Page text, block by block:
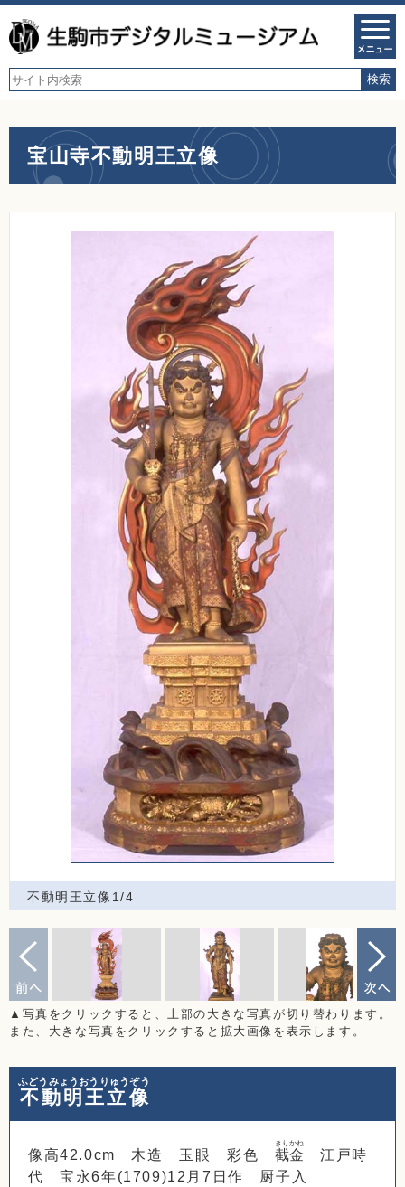
宝山寺不動明王立像
不動明王立像1/4
▲写真をクリックすると、上部の大きな写真が切り替わります。
また、大きな写真をクリックすると拡大画像を表示します。
不動明王立像
ふどうみょうおうりゅうぞう
像高42.0cm 木造 玉眼 彩色 截金
きりかね
江戸時
代 宝永6年(1709)12月7日作 厨子入